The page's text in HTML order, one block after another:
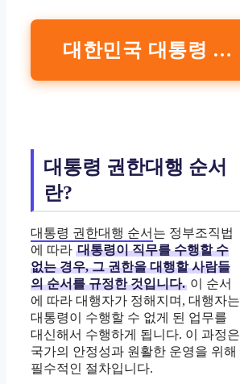
대한민국 대통령 권한대행
대통령 권한대행 순서
란?
대통령 권한대행 순서 는 정부조직법
에 따라 대통령이 직무를 수행할 수
없는 경우, 그 권한을 대행할 사람들
의 순서를 규정한 것입니다. 이 순서
에 따라 대행자가 정해지며, 대행자는
대통령이 수행할 수 없게 된 업무를
대신해서 수행하게 됩니다. 이 과정은
국가의 안정성과 원활한 운영을 위해
필수적인 절차입니다.